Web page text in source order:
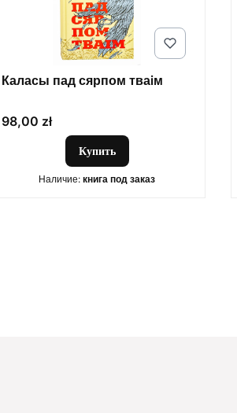
Каласы пад сярпом тваiм
Цена
98,00 zł
Купить
Наличие: книга под заказ